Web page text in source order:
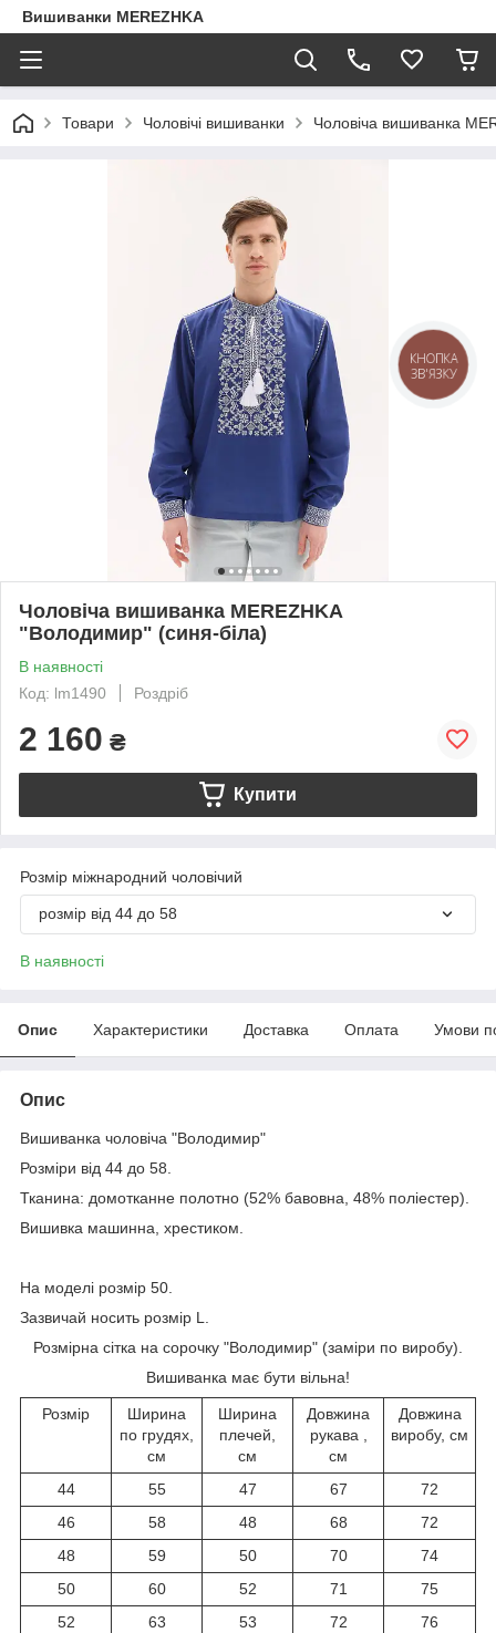
Вишиванки MEREZHKA
Товари Чоловічі вишиванки Чоловіча вишиванка
Чоловіча вишиванка MEREZHKA
"Володимир" (синя-біла)
В наявності
Код: lm1490
Роздріб
2 160 ₴
Купити
Розмір міжнародний чоловічий
розмір від 44 до 58
В наявності
Опис Характеристики Доставка Оплата Умови
Опис
Вишиванка чоловіча "Володимир"
Розміри від 44 до 58.
Тканина: домотканне полотно (52% бавовна, 48% поліестер).
Вишивка машинна, хрестиком.
На моделі розмір 50.
Зазвичай носить розмір L.
Розмірна сітка на сорочку "Володимир" (заміри по виробу).
Вишиванка має бути вільна!
Розмір
Ширина
по грудях,
см
Ширина
плечей,
см
Довжина
рукава ,
см
Довжина
виробу, см
44 55 47 67
72
46
58 48 68
72
48
59 50 70
74
50
60 52 71
75
52
63 53 72
76
КНОПКА
ЗВ'ЯЗКУ